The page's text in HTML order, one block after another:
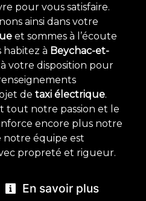
pour vous satisfaire.
ainsi dans votre
et sommes à l’écoute
habitez à Beychac-et-
votre disposition pour
de taxi électrique.
tout notre passion et le
encore plus notre
notre équipe est
propreté et rigueur.
En savoir plus